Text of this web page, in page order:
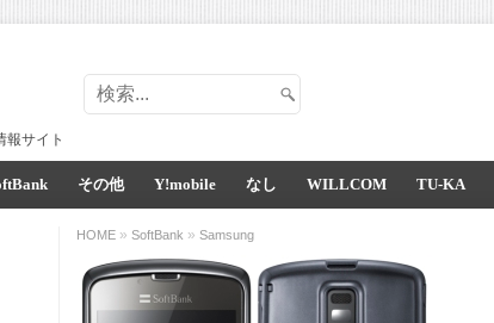
報サイト
その他 Y!mobile なし WILLCOM TU-KA
HOME » SoftBank » Samsung